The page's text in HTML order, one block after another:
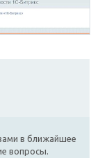
в ближайшее
вопросы.